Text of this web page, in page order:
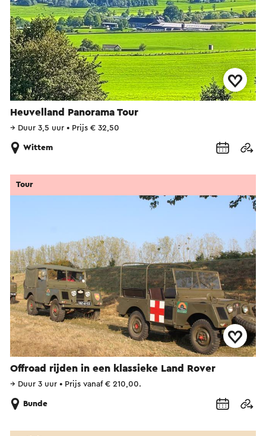
Heuvelland Panorama Tour
→ Duur 3,5 uur • Prijs € 32,50
Wittem
Offroad rijden in een klassieke Land Rover
Tour
→ Duur 3 uur • Prijs vanaf € 210,00.
Bunde